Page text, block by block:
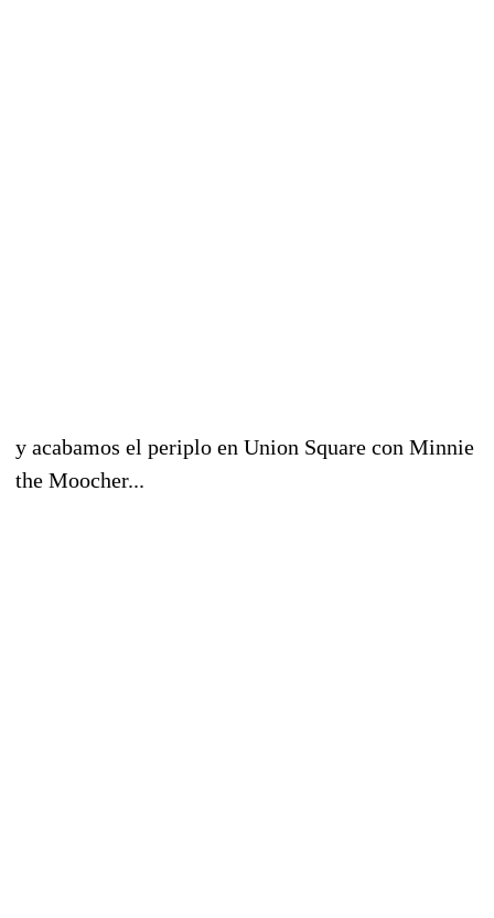
y acabamos el periplo en Union Square con Minnie
the Moocher...